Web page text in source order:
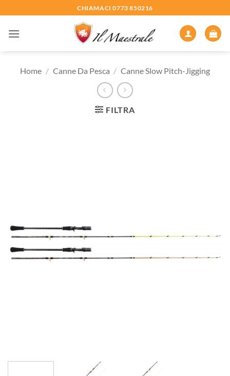
ai
contenuti
CHIAMACI 0773 850216
Home / Canne Da Pesca / Canne Slow Pitch-Jigging
FILTRA